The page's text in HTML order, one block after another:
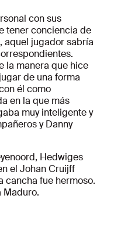
con sus
tener conciencia de
aquel jugador sabría
la manera que hice
de una forma
él como
en la que más
muy inteligente y
y Danny
Hedwiges
el Johan Cruijff
cancha fue hermoso.
Maduro.